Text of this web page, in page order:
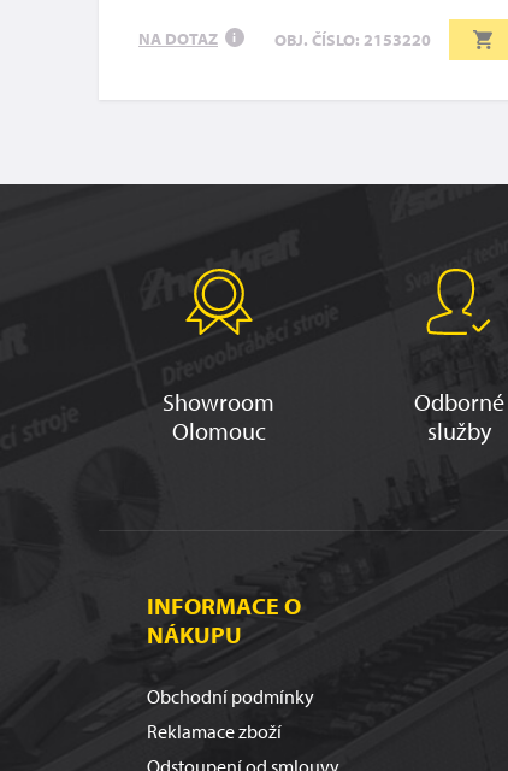
NA DOTAZ i OBJ. ČÍSLO: 2153220
Showroom
Olomouc
Odborné
služby
INFORMACE O
NÁKUPU
Obchodní podmínky
Reklamace zboží
Odstoupení od smlouvy